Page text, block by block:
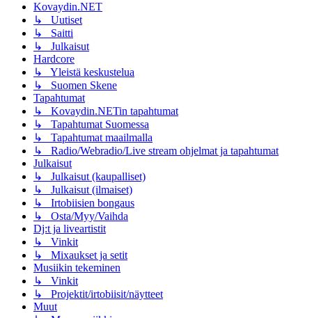
Kovaydin.NET
↳ Uutiset
↳ Saitti
↳ Julkaisut
Hardcore
↳ Yleistä keskustelua
↳ Suomen Skene
Tapahtumat
↳ Kovaydin.NETin tapahtumat
↳ Tapahtumat Suomessa
↳ Tapahtumat maailmalla
↳ Radio/Webradio/Live stream ohjelmat ja tapahtumat
Julkaisut
↳ Julkaisut (kaupalliset)
↳ Julkaisut (ilmaiset)
↳ Irtobiisien bongaus
↳ Osta/Myy/Vaihda
Dj:t ja liveartistit
↳ Vinkit
↳ Mixaukset ja setit
Musiikin tekeminen
↳ Vinkit
↳ Projektit/irtobiisit/näytteet
Muut